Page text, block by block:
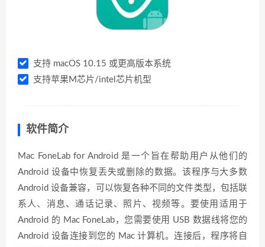
支持 macOS 10.15 或更高版本系统
支持苹果M芯片/intel芯片机型
软件简介
Mac FoneLab for Android 是一个旨在帮助用户从他们的
Android 设备中恢复丢失或删除的数据。该程序与大多数
Android 设备兼容，可以恢复各种不同的文件类型，包括联
系人、消息、通话记录、照片、视频等。要使用适用于
Android 的 Mac FoneLab，您需要使用 USB 数据线将您的
Android 设备连接到您的 Mac 计算机。连接后，程序将自